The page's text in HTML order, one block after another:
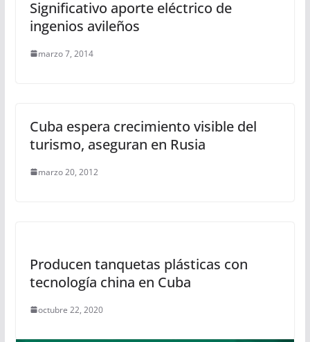
Significativo aporte eléctrico de
ingenios avileños
marzo 7, 2014
Cuba espera crecimiento visible del
turismo, aseguran en Rusia
marzo 20, 2012
Producen tanquetas plásticas con
tecnología china en Cuba
octubre 22, 2020